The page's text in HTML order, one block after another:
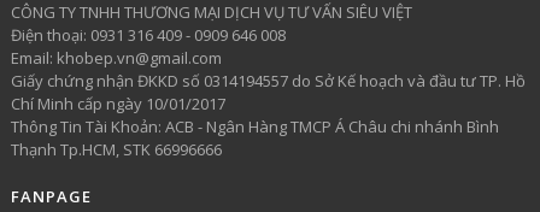
CÔNG TY TNHH THƯƠNG MẠI DỊCH VỤ TƯ VẤN SIÊU VIỆT
​Điện thoại: 0931 316 409 - 0909 646 008
Email: khobep.vn@gmail.com
Giấy chứng nhận ĐKKD số 0314194557 do Sở Kế hoạch và đầu tư TP. Hồ
Chí Minh cấp ngày 10/01/2017
Thông Tin Tài Khoản: ACB - Ngân Hàng TMCP Á Châu chi nhánh Bình
Thạnh Tp.HCM, STK 66996666
FANPAGE